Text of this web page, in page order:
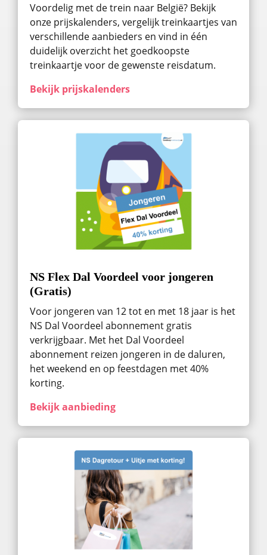
Voordelig met de trein naar België? Bekijk
onze prijskalenders, vergelijk treinkaartjes van
verschillende aanbieders en vind in één
duidelijk overzicht het goedkoopste
treinkaartje voor de gewenste reisdatum.
Bekijk prijskalenders
NS Flex Dal Voordeel voor jongeren
(Gratis)
Voor jongeren van 12 tot en met 18 jaar is het
NS Dal Voordeel abonnement gratis
verkrijgbaar. Met het Dal Voordeel
abonnement reizen jongeren in de daluren,
het weekend en op feestdagen met 40%
korting.
Bekijk aanbieding